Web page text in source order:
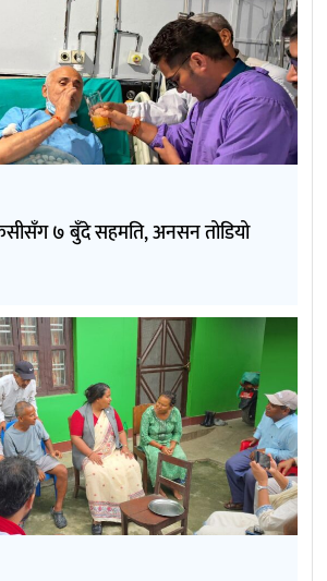
७ बुँदे सहमति, अनसन तोडियो